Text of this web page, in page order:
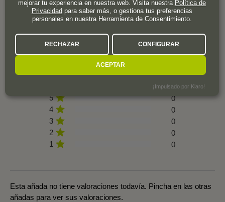
0 valoración
5
0
4
0
3
0
2
0
1
0
Esta añada no tiene valoraciones todavía. Pincha en las otras
añadas para ver sus valoraciones.
mejorar tu experiencia en nuestra web. Visita nuestra Política de
Privacidadpara saber más, o gestiona tus preferencias
personales en nuestra Herramienta de Consentimiento.
RECHAZAR CONFIGURAR
ACEPTAR
¡Impulsado por Klaro!